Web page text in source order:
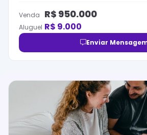
Venda R$ 950.000
Aluguel R$ 9.000
Enviar